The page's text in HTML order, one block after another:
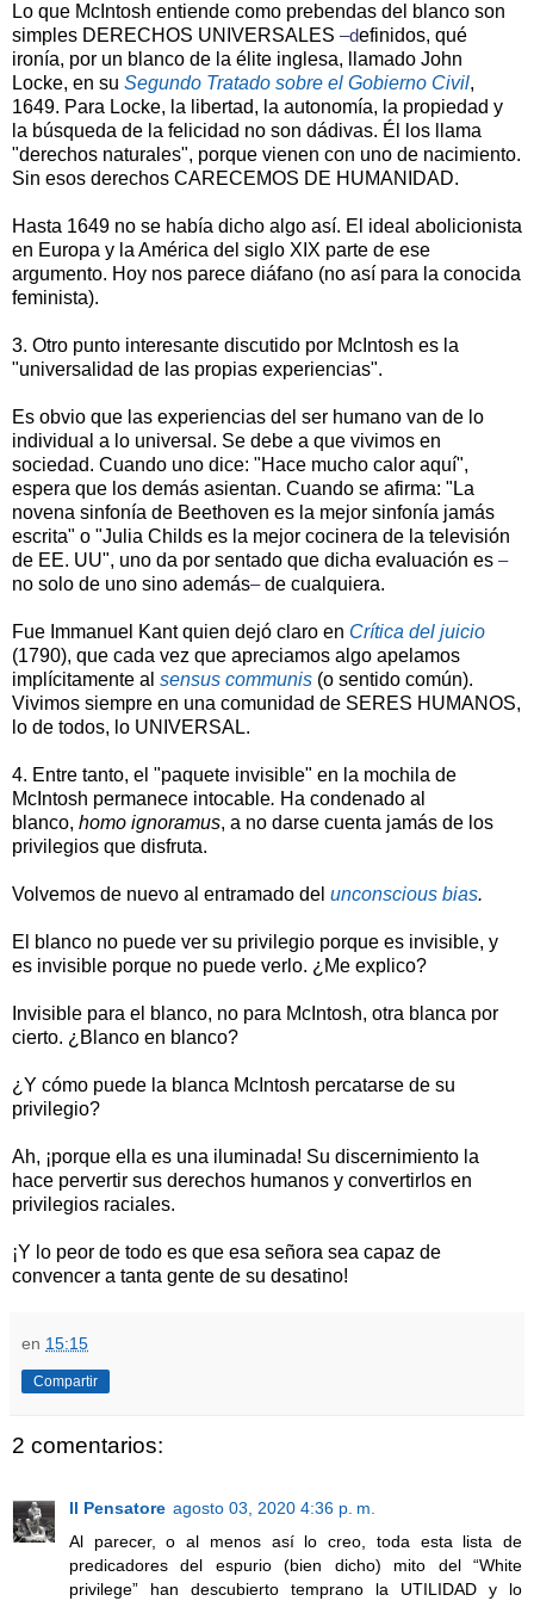
Lo que McIntosh entiende como prebendas del blanco son
simples DERECHOS UNIVERSALES –definidos, qué
ironía, por un blanco de la élite inglesa, llamado John
Locke, en su Segundo Tratado sobre el Gobierno Civil,
1649. Para Locke, la libertad, la autonomía, la propiedad y
la búsqueda de la felicidad no son dádivas. Él los llama
"derechos naturales", porque vienen con uno de nacimiento.
Sin esos derechos CARECEMOS DE HUMANIDAD.
Hasta 1649 no se había dicho algo así. El ideal abolicionista
en Europa y la América del siglo XIX parte de ese
argumento. Hoy nos parece diáfano (no así para la conocida
feminista).
3. Otro punto interesante discutido por McIntosh es la
"universalidad de las propias experiencias".
Es obvio que las experiencias del ser humano van de lo
individual a lo universal. Se debe a que vivimos en
sociedad. Cuando uno dice: "Hace mucho calor aquí",
espera que los demás asientan. Cuando se afirma: "La
novena sinfonía de Beethoven es la mejor sinfonía jamás
escrita" o "Julia Childs es la mejor cocinera de la televisión
de EE. UU", uno da por sentado que dicha evaluación es –
no solo de uno sino además–de cualquiera.
Fue Immanuel Kant quien dejó claro en Crítica del juicio
(1790), que cada vez que apreciamos algo apelamos
implícitamente al sensus communis (o sentido común).
Vivimos siempre en una comunidad de SERES HUMANOS,
lo de todos, lo UNIVERSAL.
4. Entre tanto, el "paquete invisible" en la mochila de
McIntosh permanece intocable. Ha condenado al
blanco, homo ignoramus, a no darse cuenta jamás de los
privilegios que disfruta.
Volvemos de nuevo al entramado del unconscious bias.
El blanco no puede ver su privilegio porque es invisible, y
es invisible porque no puede verlo. ¿Me explico?
Invisible para el blanco, no para McIntosh, otra blanca por
cierto. ¿Blanco en blanco?
¿Y cómo puede la blanca McIntosh percatarse de su
privilegio?
Ah, ¡porque ella es una iluminada! Su discernimiento la
hace pervertir sus derechos humanos y convertirlos en
privilegios raciales.
¡Y lo peor de todo es que esa señora sea capaz de
convencer a tanta gente de su desatino!
en 15:15
Compartir
2 comentarios:
Il Pensatore agosto 03, 2020 4:36 p. m.
Al parecer, o al menos así lo creo, toda esta lista de
predicadores del espurio (bien dicho) mito del “White
privilege” han descubierto temprano la UTILIDAD y lo